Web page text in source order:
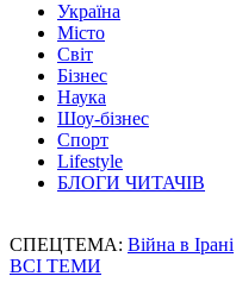
Україна
Місто
Світ
Бізнес
Наука
Шоу-бізнес
Спорт
Lifestyle
БЛОГИ ЧИТАЧІВ
СПЕЦТЕМА: Війна в Ірані
ВСІ ТЕМИ